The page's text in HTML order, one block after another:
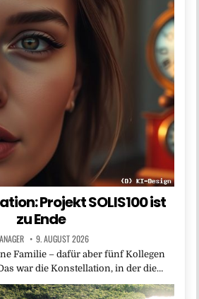
Projekt SOLIS100 ist
zu Ende
9. AUGUST 2026
Familie – dafür aber fünf Kollegen
war die Konstellation, in der die…